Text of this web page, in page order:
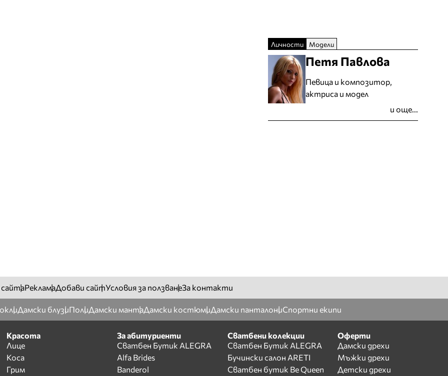
Личности Модели
Петя Павлова
Певица и композитор,
актриса и модел
и още...
сайтаРекламаДобави сайтУсловия за ползванеЗа контакти
Дамски блузиПолиДамски мантаДамски костюмиДамски панталониСпортни екипи
Красота
Лице
Коса
Грим
За абитуриенти
Сватбен Бутик ALEGRA
Alfa Brides
Banderol
Сватбени колекции
Сватбен Бутик ALEGRA
Бучински салон ARETI
Сватбен бутик Be Queen
Оферти
Дамски дрехи
Мъжки дрехи
Детски дрехи